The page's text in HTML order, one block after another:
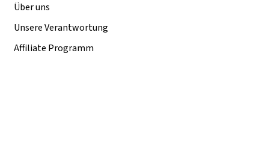
Über uns
Unsere Verantwortung
Affiliate Programm